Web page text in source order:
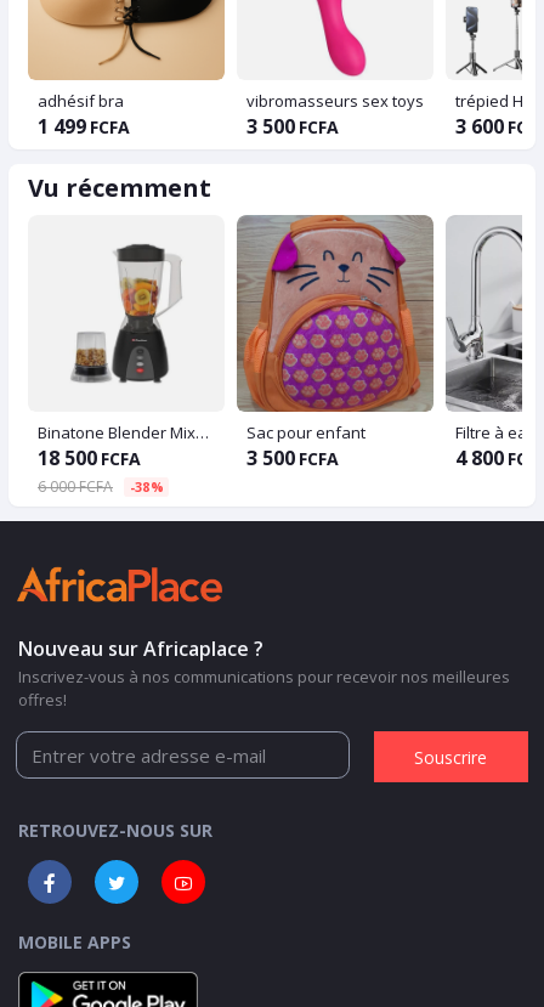
adhésif bra
1 499 FCFA
vibromasseurs sex toys
3 500 FCFA
trépied HD
3 600
Vu récemment
Binatone Blender Mixeur Moulin 350 W - 1.5 Litres
18 500 FCFA
6 000 FCFA -38%
Sac pour enfant
3 500 FCFA
Filtre à eau
4 800
Nouveau sur Africaplace ?
Inscrivez-vous à nos communications pour recevoir nos meilleures
offres!
Souscrire
RETROUVEZ-NOUS SUR
MOBILE APPS